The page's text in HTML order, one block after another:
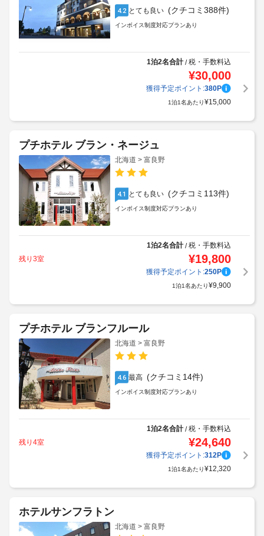
4.2 とても良い (クチコミ388件)
インボイス制度対応プランあり
1泊2名合計/税・手数料込
¥30,000
獲得予定ポイント:380P
1泊1名あたり¥15,000
プチホテル ブラン・ネージュ
北海道 > 富良野
4.1 とても良い (クチコミ113件)
インボイス制度対応プランあり
1泊2名合計/税・手数料込
残り3室
¥19,800
獲得予定ポイント:250P
1泊1名あたり¥9,900
プチホテル ブランフルール
北海道 > 富良野
4.6 最高 (クチコミ14件)
インボイス制度対応プランあり
1泊2名合計/税・手数料込
残り4室
¥24,640
獲得予定ポイント:312P
1泊1名あたり¥12,320
ホテルサンフラトン
北海道 > 富良野